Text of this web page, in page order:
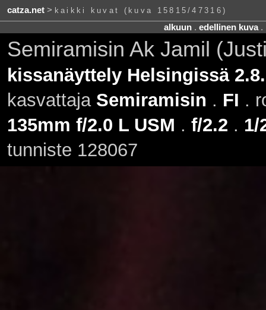
catza.net> kaikki kuvat (kuva 15815/47316)
alkuun. edellinen kuva.
Semiramisin Ak Jamil
kissanäyttely Helsingissä
kasvattaja Semiramisin . FI .
135mm f/2.0 L USM . f/2.2 . 1/
tunniste 128067